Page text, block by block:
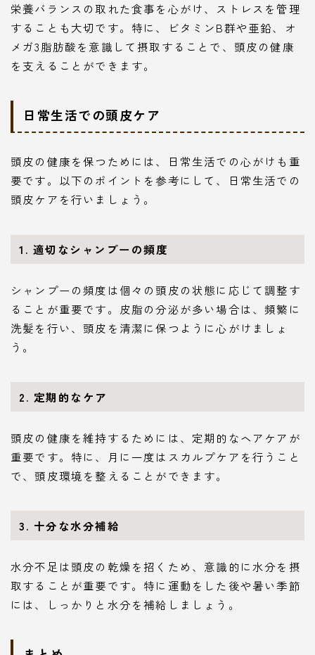
栄養バランスの取れた食事を心がけ、ストレスを管理
することも大切です。特に、ビタミンB群や亜鉛、オ
メガ3脂肪酸を意識して摂取することで、頭皮の健康
を支えることができます。
日常生活での頭皮ケア
頭皮の健康を保つためには、日常生活での心がけも重
要です。以下のポイントを参考にして、日常生活での
頭皮ケアを行いましょう。
1. 適切なシャンプーの頻度
シャンプーの頻度は個々の頭皮の状態に応じて調整す
ることが重要です。皮脂の分泌が多い場合は、頻繁に
洗髪を行い、頭皮を清潔に保つように心がけましょ
う。
2. 定期的なケア
頭皮の健康を維持するためには、定期的なヘアケアが
重要です。特に、月に一度はスカルプケアを行うこと
で、頭皮環境を整えることができます。
3. 十分な水分補給
水分不足は頭皮の乾燥を招くため、意識的に水分を摂
取することが重要です。特に運動をした後や暑い季節
には、しっかりと水分を補給しましょう。